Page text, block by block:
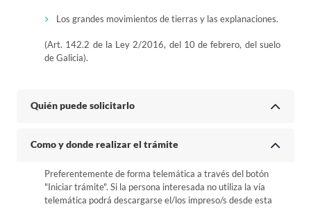
Los grandes movimientos de tierras y las explanaciones.
(Art. 142.2 de la Ley 2/2016, del 10 de febrero, del suelo
de Galicia).
Quién puede solicitarlo
Como y donde realizar el trámite
Preferentemente de forma telemática a través del botón
"Iniciar trámite". Si la persona interesada no utiliza la vía
telemática podrá descargarse el/los impreso/s desde esta